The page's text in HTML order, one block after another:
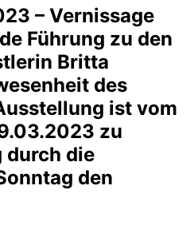
– Vernissage
Führung zu den
Britta
des
ist vom
zu
durch die
den